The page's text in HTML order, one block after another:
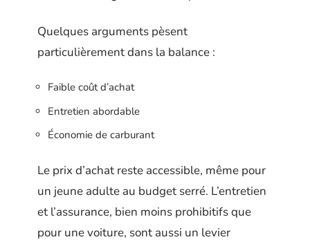
Quelques arguments pèsent
particulièrement dans la balance :
Faible coût d’achat
Entretien abordable
Économie de carburant
Le prix d’achat reste accessible, même pour
un jeune adulte au budget serré. L’entretien
et l’assurance, bien moins prohibitifs que
pour une voiture, sont aussi un levier